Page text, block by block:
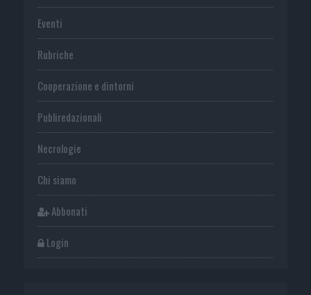
Eventi
Rubriche
Cooperazione e dintorni
Publiredazionali
Necrologie
Chi siamo
Abbonati
Login